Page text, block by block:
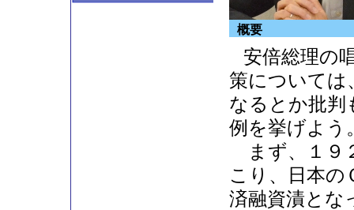
概要
安倍総理の
策については
なるとか批判
例を挙げよう
まず、１９
こり、日本の
済融資漬とな